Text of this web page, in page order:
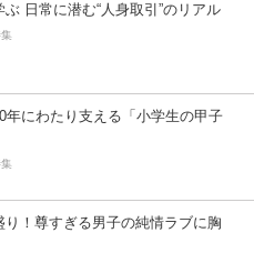
日常に潜む“人身取引”のリアル
年にわたり支える「小学生の甲子
り！尊すぎる男子の純情ラブに胸